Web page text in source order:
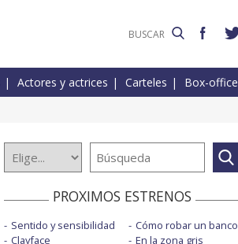
Actores y actrices Carteles Box-office
PROXIMOS ESTRENOS
Sentido y sensibilidad
Clayface
Cómo robar un banco
En la zona gris